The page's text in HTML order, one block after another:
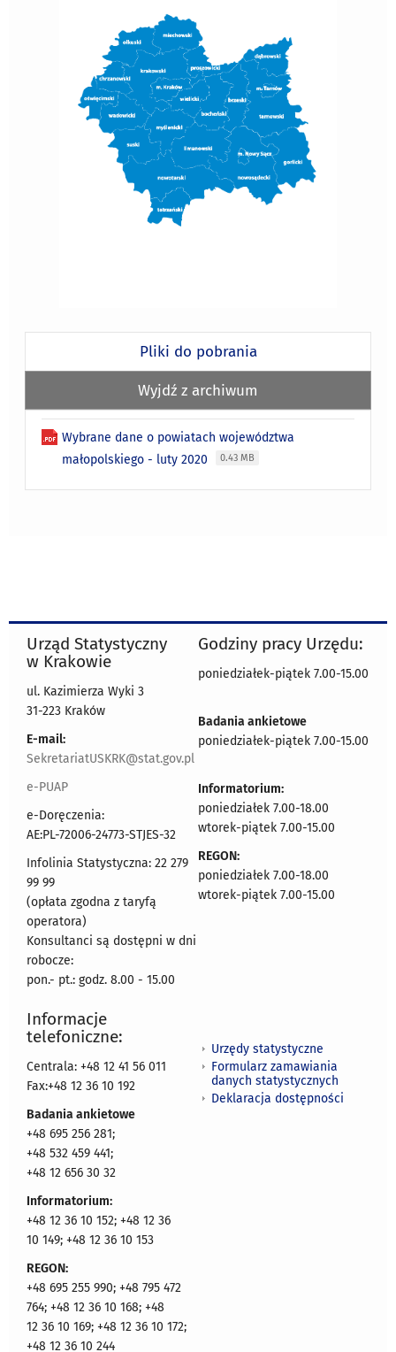
Pliki do pobrania
Wyjdź z archiwum
Wybrane dane o powiatach województwa
małopolskiego - luty 2020
0.43 MB
Urząd Statystyczny
w Krakowie
ul. Kazimierza Wyki 3
31-223 Kraków
E-mail:
SekretariatUSKRK@stat.gov.pl
e-PUAP
e-Doręczenia:
AE:PL-72006-24773-STJES-32
Infolinia Statystyczna: 22 279
99 99
(opłata zgodna z taryfą
operatora)
Konsultanci są dostępni w dni
robocze:
pon.- pt.: godz. 8.00 - 15.00
Godziny pracy Urzędu:
poniedziałek-piątek 7.00-15.00
Badania ankietowe
poniedziałek-piątek 7.00-15.00
Informatorium:
poniedziałek 7.00-18.00
wtorek-piątek 7.00-15.00
REGON:
poniedziałek 7.00-18.00
wtorek-piątek 7.00-15.00
Informacje
telefoniczne:
Centrala: +48 12 41 56 011
Fax:+48 12 36 10 192
Badania ankietowe
+48 695 256 281;
+48 532 459 441;
+48 12 656 30 32
Informatorium:
+48 12 36 10 152; +48 12 36
10 149; +48 12 36 10 153
REGON:
+48 695 255 990; +48 795 472
764; +48 12 36 10 168; +48
12 36 10 169; +48 12 36 10 172;
+48 12 36 10 244
Urzędy statystyczne
Formularz zamawiania
danych statystycznych
Deklaracja dostępności